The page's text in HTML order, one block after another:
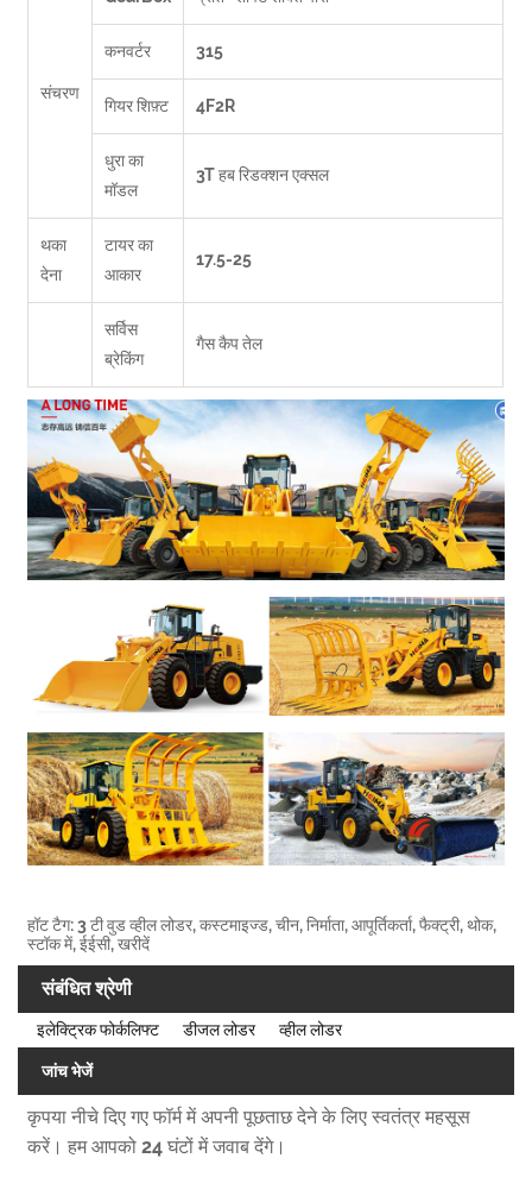
संचरण
कनवर्टर 315
गियर शिफ़्ट 4F2R
धुरा का
मॉडल
3T हब रिडक्शन एक्सल
थका
देना
टायर का
आकार
17.5-25
सर्विस
ब्रेकिंग
गैस कैप तेल
हॉट टैग: 3 टी वुड व्हील लोडर, कस्टमाइज्ड, चीन, निर्माता, आपूर्तिकर्ता, फैक्ट्री, थोक,
स्टॉक में, ईईसी, खरीदें
संबंधित श्रेणी
इलेक्ट्रिक फोर्कलिफ्ट डीजल लोडर व्हील लोडर
जांच भेजें
कृपया नीचे दिए गए फॉर्म में अपनी पूछताछ देने के लिए स्वतंत्र महसूस
करें। हम आपको 24 घंटों में जवाब देंगे।